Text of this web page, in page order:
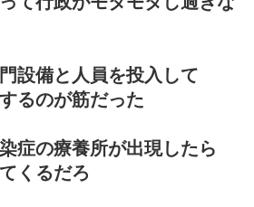
設備と人員を投入して
るのが筋だった
症の療養所が出現したら
くるだろ